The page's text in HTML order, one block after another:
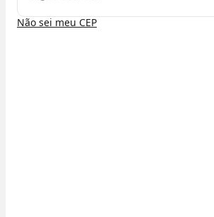
Não sei meu CEP